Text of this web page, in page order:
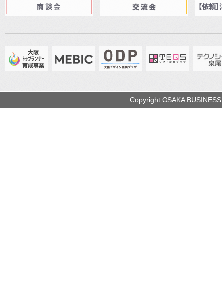
Copyright OSAKA